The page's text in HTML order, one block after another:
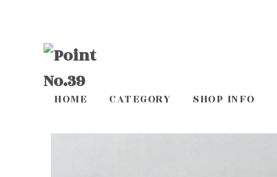
HOME CATEGORY SHOP INFO